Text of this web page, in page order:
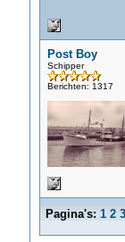
Post Boy
Schipper
Berichten: 1317
Pagina's: 1 2 3